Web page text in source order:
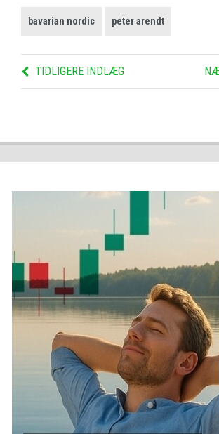
bavarian nordic peter arendt
TIDLIGERE INDLÆG